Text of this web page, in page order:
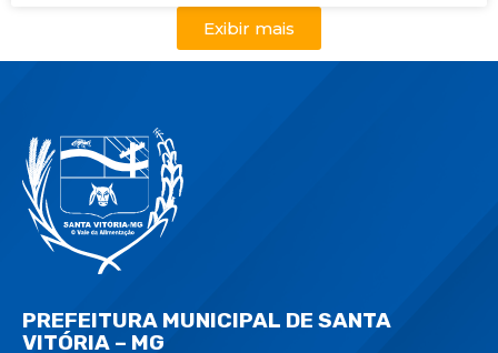
Exibir mais
PREFEITURA MUNICIPAL DE SANTA
VITÓRIA – MG